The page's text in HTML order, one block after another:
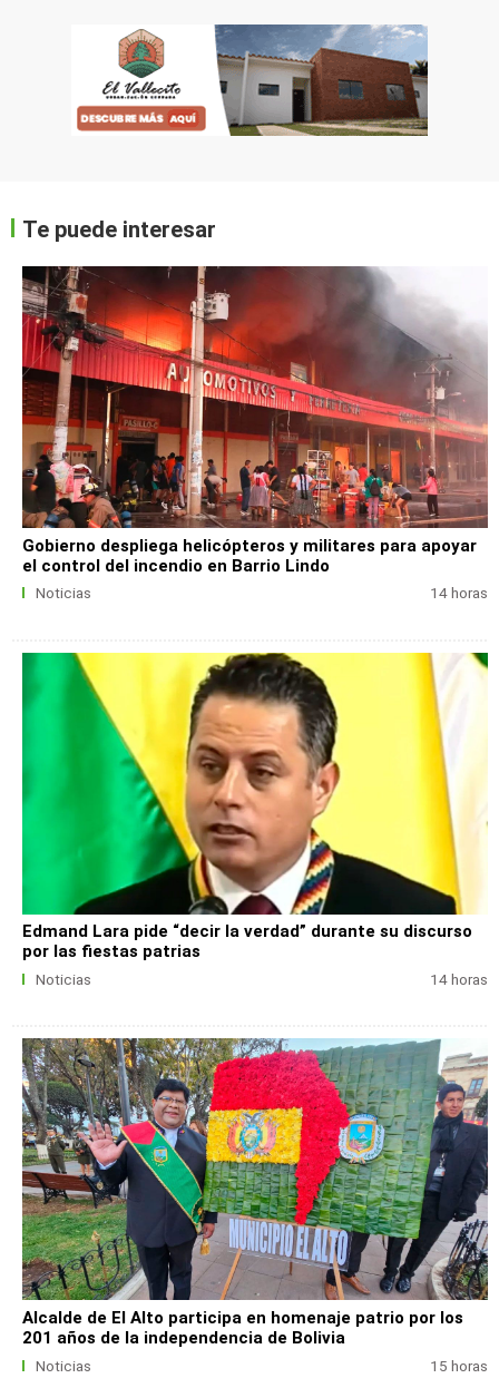
Te puede interesar
Gobierno despliega helicópteros y militares para apoyar
el control del incendio en Barrio Lindo
Noticias 14 horas
Edmand Lara pide “decir la verdad” durante su discurso
por las fiestas patrias
Noticias 14 horas
Alcalde de El Alto participa en homenaje patrio por los
201 años de la independencia de Bolivia
Noticias 15 horas